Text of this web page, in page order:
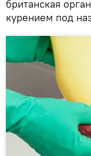
британская
курением под